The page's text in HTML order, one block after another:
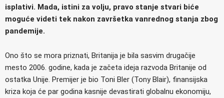
isplativi. Mada, istini za volju, pravo stanje stvari biće
moguće videti tek nakon završetka vanrednog stanja zbog
pandemije.
Ono što se mora priznati, Britanija je bila sasvim drugačije
mesto 2006. godine, kada je začeta ideja razvoda Britanije od
ostatka Unije. Premijer je bio Toni Bler (Tony Blair), finansijska
kriza koja će par godina kasnije devastirati globalnu ekonomiju,